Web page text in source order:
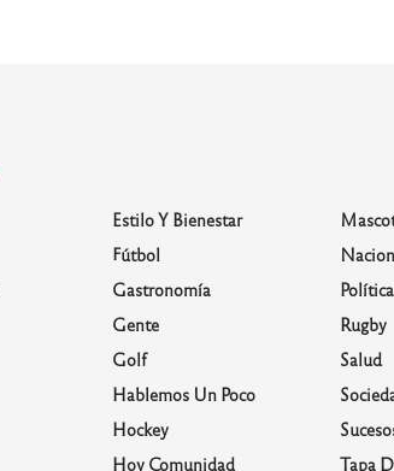
Estilo Y Bienestar
Fútbol
Gastronomía
Gente
Golf
Hablemos Un Poco
Hockey
Hoy Comunidad
Política
Rugby
Salud
Tapa